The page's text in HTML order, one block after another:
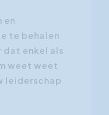
en
te behalen
enkel als
weet weet
leiderschap